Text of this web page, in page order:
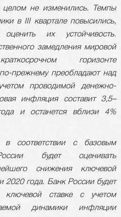
целом не изменились. Темпы
в III квартале повысились,
их устойчивость.
замедления мировой
горизонте
прежнему преобладают над
проводимой денежно-
инфляция составит 3,5–
и останется вблизи 4%
в соответствии с базовым
будет оценивать
снижения ключевой
2020 года. Банк России будет
ставке с учетом
динамики инфляции